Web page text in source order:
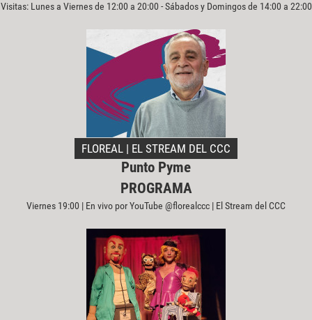
Visitas: Lunes a Viernes de 12:00 a 20:00 - Sábados y Domingos de 14:00 a 22:00
FLOREAL | EL STREAM DEL CCC
Punto Pyme
PROGRAMA
Viernes 19:00 | En vivo por YouTube @florealccc | El Stream del CCC